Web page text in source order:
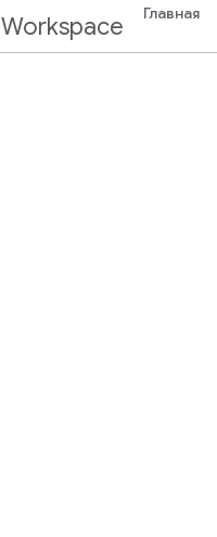
Workspace Главная
Справочные